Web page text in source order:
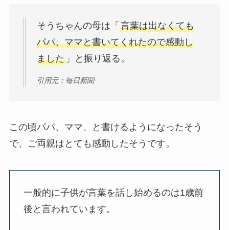
そうちゃんの母は「 言葉は出なくても
パパ、ママと書いてくれたので感動し
ました」と振り返る。
引用元：毎日新聞
この頃パパ、ママ、と書けるようになったそう
で、ご両親はとても感動したそうです。
一般的に子供が言葉を話し始めるのは1歳前
後と言われています。